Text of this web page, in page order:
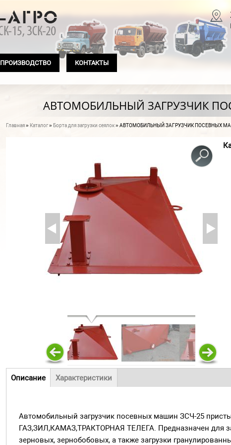
ПРОИЗВОДСТВО КОНТАКТЫ
АВТОМОБИЛЬНЫЙ ЗАГРУЗЧИК
Вы здесь
Главная» Каталог» Борта для загрузки сеялок» АВТОМОБИЛЬНЫЙ ЗАГРУЗЧИК ПОСЕВНЫХ
Навигационное меню
Описание
Характеристики
Автомобильный загрузчик посевных машин ЗСЧ-25
ГАЗ,ЗИЛ,КАМАЗ,ТРАКТОРНАЯ ТЕЛЕГА. Предназначен для
зерновых, зернобобовых, а также загрузки